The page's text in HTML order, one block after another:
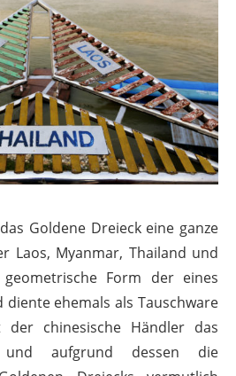
Goldene Dreieck eine ganze
Laos, Myanmar, Thailand und
Form der eines
diente ehemals als Tauschware
chinesische Händler das
und aufgrund dessen die